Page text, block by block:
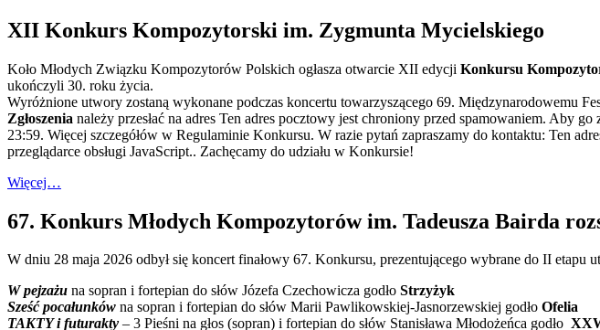
XII Konkurs Kompozytorski im. Zygmunta Mycielskiego
Koło Młodych Związku Kompozytorów Polskich ogłasza otwarcie XII edycji Konkursu
ukończyli 30. roku życia.
Wyróżnione utwory zostaną wykonane podczas koncertu towarzyszącego 69. Międzynarodowemu
Zgłoszenia należy przesłać na adres Ten adres pocztowy jest chroniony przed spamowaniem. Aby go
23:59. Więcej szczegółów w Regulaminie Konkursu. W razie pytań zapraszamy do kontaktu: Ten
przeglądarce obsługi JavaScript.. Zachęcamy do udziału w Konkursie!
Więcej…
67. Konkurs Młodych Kompozytorów im. Tadeusza Bairda
W dniu 28 maja 2026 odbył się koncert finałowy 67. Konkursu, prezentującego wybrane do II etapu
W pejzażu na sopran i fortepian do słów Józefa Czechowicza godło Strzyżyk
Sześć pocałunków na sopran i fortepian do słów Marii Pawlikowskiej-Jasnorzewskiej godło Ofelia
TAKTY i futurakty – 3 Pieśni na głos (sopran) i fortepian do słów Stanisława Młodożeńca godło